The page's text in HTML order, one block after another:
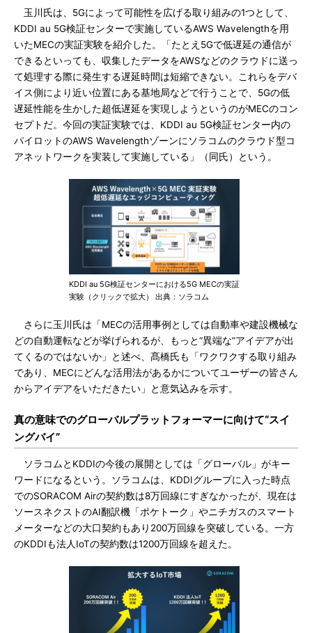
玉川氏は、5Gによって可能性を広げる取り組みの1つとして、
KDDI au 5G検証センターで実施しているAWS Wavelengthを用
いたMECの実証実験を紹介した。「たとえ5Gで低遅延の通信が
できるといっても、収集したデータをAWSなどのクラウドに送っ
て処理する際に発生する遅延時間は短縮できない。これらをデバ
イス側により近い位置にある基地局などで行うことで、5Gの低
遅延性能を生かした超低遅延を実現しようというのがMECのコン
セプトだ。今回の実証実験では、KDDI au 5G検証センター内の
パイロットのAWS Wavelengthゾーンにソラコムのクラウド型コ
アネットワークを実装して実施している」（同氏）という。
KDDI au 5G検証センターにおける5G MECの実証
実験（クリックで拡大） 出典：ソラコム
さらに玉川氏は「MECの活用事例としては自動車や建設機械な
どの自動運転などが挙げられるが、もっと“異端な”アイデアが出
てくるのではないか」と述べ、髙橋氏も「ワクワクする取り組み
であり、MECにどんな活用法があるかについてユーザーの皆さん
からアイデアをいただきたい」と意気込みを示す。
真の意味でのグローバルプラットフォーマーに向けて“スイ
ングバイ”
ソラコムとKDDIの今後の展開としては「グローバル」がキー
ワードになるという。ソラコムは、KDDIグループに入った時点
でのSORACOM Airの契約数は8万回線にすぎなかったが、現在は
ソースネクストのAI翻訳機「ポケトーク」やニチガスのスマート
メーターなどの大口契約もあり200万回線を突破している。一方
のKDDIも法人IoTの契約数は1200万回線を超えた。